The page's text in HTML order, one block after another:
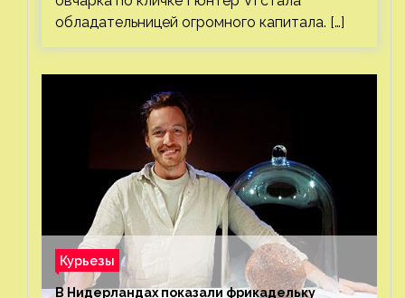
обладательницей огромного капитала. […]
Курьезы
В Нидерландах показали фрикадельку